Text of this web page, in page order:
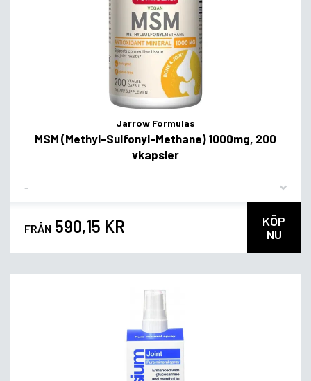
Jarrow Formulas
MSM (Methyl-Sulfonyl-Methane) 1000mg, 200
vkapsler
FRÅN 590,15 KR
KÖP
NU